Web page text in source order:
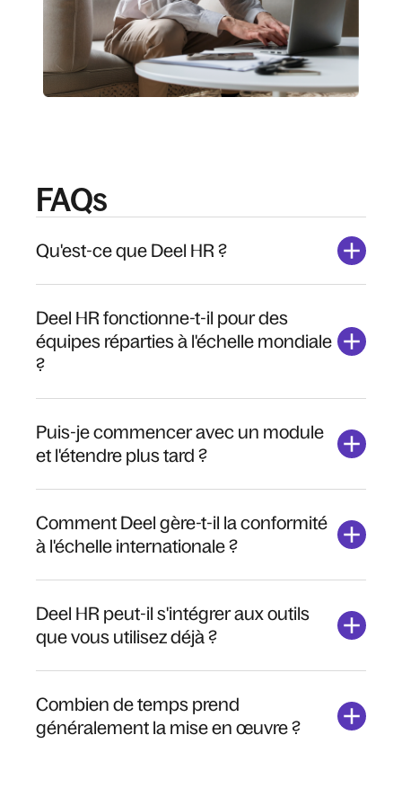
FAQs
Qu'est-ce que Deel HR ?
Deel HR fonctionne-t-il pour des
équipes réparties à l'échelle mondiale
?
Puis-je commencer avec un module
et l'étendre plus tard ?
Comment Deel gère-t-il la conformité
à l'échelle internationale ?
Deel HR peut-il s'intégrer aux outils
que vous utilisez déjà ?
Combien de temps prend
généralement la mise en œuvre ?